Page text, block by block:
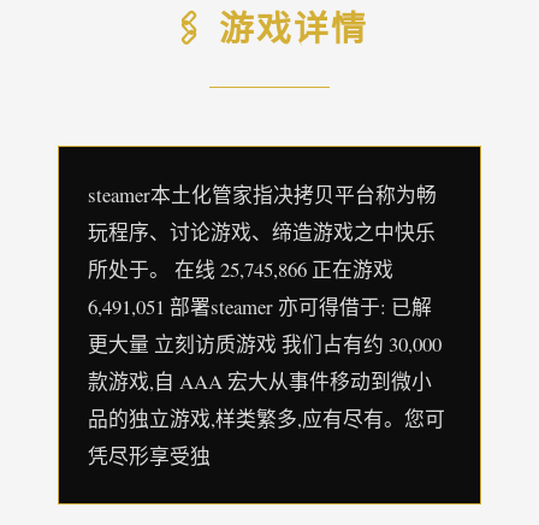
🖇️ 游戏详情
steamer本土化管家指决拷贝平台称为畅
玩程序、讨论游戏、缔造游戏之中快乐
所处于。 在线 25,745,866 正在游戏
6,491,051 部署steamer 亦可得借于: 已解
更大量 立刻访质游戏 我们占有约 30,000
款游戏,自 AAA 宏大从事件移动到微小
品的独立游戏,样类繁多,应有尽有。您可
凭尽形享受独